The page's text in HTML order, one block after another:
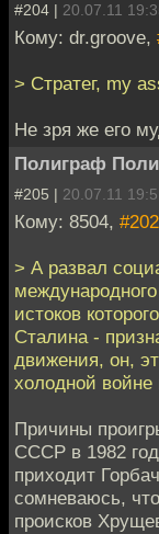
#204 | 20.07.11
Кому: dr.groove,
> Стратег, my
Не зря же его
Полиграф
#205 | 20.07.11
Кому: 8504, #202
> А развал
истоков
Сталина -
движения, он,
холодной войне
Причины
СССР в 1982
приходит
сомневаюсь,
происков